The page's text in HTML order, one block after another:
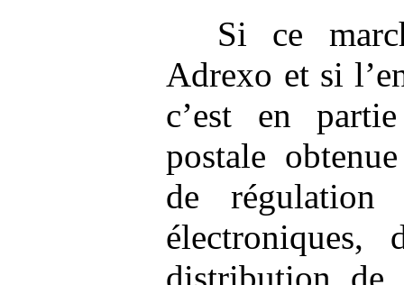
Si ce
Adrexo et si
c’est en
postale
de régulation